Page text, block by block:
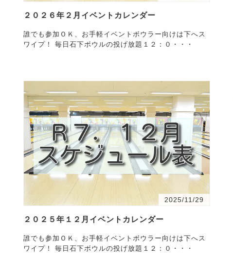
２０２６年２月イベントカレンダー
誰でも参加ＯＫ、お手軽イベントボウラー向けは下へス
ワイプ！ 毎日石下ボウルの投げ放題１２：０・・・
2025/11/29
２０２５年１２月イベントカレンダー
誰でも参加ＯＫ、お手軽イベントボウラー向けは下へス
ワイプ！ 毎日石下ボウルの投げ放題１２：０・・・